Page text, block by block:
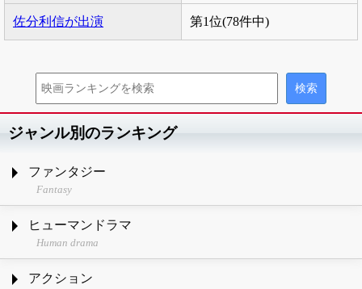
佐分利信が出演 第1位(78件中)
ジャンル別のランキング
ファンタジー
Fantasy
ヒューマンドラマ
Human drama
アクション